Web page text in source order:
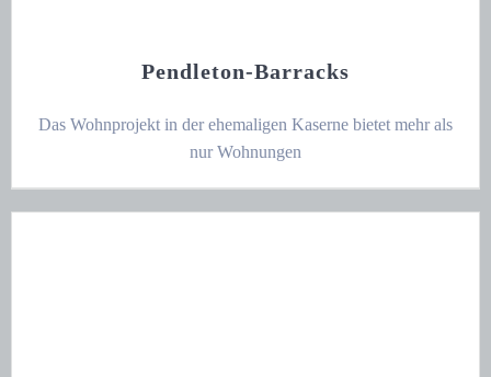
Pendleton-Barracks
Das Wohnprojekt in der ehemaligen Kaserne bietet mehr als
nur Wohnungen